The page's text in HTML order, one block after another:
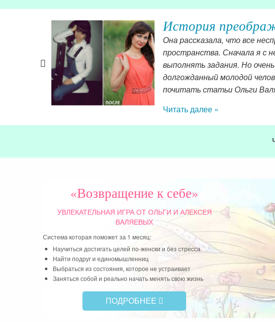
История
Она рассказала, что все
пространства. Сначала я с
выполнять задания. Но
долгожданный молодой
почитать статьи Ольги
Читать далее »
«Возвращение к себе»
УВЛЕКАТЕЛЬНАЯ ИГРАОТ ОЛЬГИ И АЛЕКСЕЯ
ВАЛЯЕВЫХ
Система которая поможет за 1 месяц:
Научиться достигать целей по-женски и без стресса
Найти подруг и единомышленниц
Выбраться из состояния, которое не устраивает
Заняться собой и реально начать менять свою жизнь
ПОДРОБНЕЕ